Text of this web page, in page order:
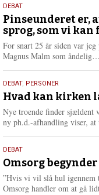
5.
august
2026
DEBAT
Pinseunderet er,
sprog, som vi kan
For snart 25 år siden var
Magnus Malm som åndelig…
25.
juli
2026
DEBAT, PERSONER
Hvad kan kirken
Nye troende finder sjældent
ny ph.d.-afhandling viser,
9.
juli
2026
DEBAT
Omsorg
”Hvis vi vil slå hul igennem
Omsorg handler om at gå